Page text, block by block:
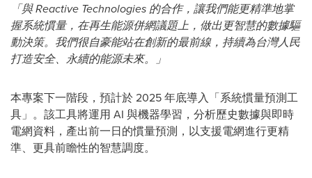
「與 Reactive Technologies 的合作，讓我們能更精準地掌
握系統慣量，在再生能源併網議題上，做出更智慧的數據驅
動決策。我們很自豪能站在創新的最前線，持續為台灣人民
打造安全、永續的能源未來。」
本專案下一階段，預計於 2025 年底導入「系統慣量預測工
具」。該工具將運用 AI 與機器學習，分析歷史數據與即時
電網資料，產出前一日的慣量預測，以支援電網進行更精
準、更具前瞻性的智慧調度。